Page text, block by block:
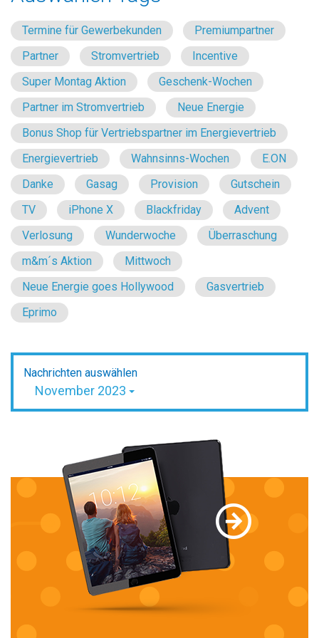
Termine für Gewerbekunden
Premiumpartner
Partner
Stromvertrieb
Incentive
Super Montag Aktion
Geschenk-Wochen
Partner im Stromvertrieb
Neue Energie
Bonus Shop für Vertriebspartner im Energievertrieb
Energievertrieb
Wahnsinns-Wochen
E.ON
Danke
Gasag Provision
Gutschein
TV
iPhone X Blackfriday
Advent
Verlosung
Wunderwoche
Überraschung
m&m´s Aktion
Mittwoch
Neue Energie goes Hollywood
Gasvertrieb
Eprimo
Nachrichten auswählen
November 2023